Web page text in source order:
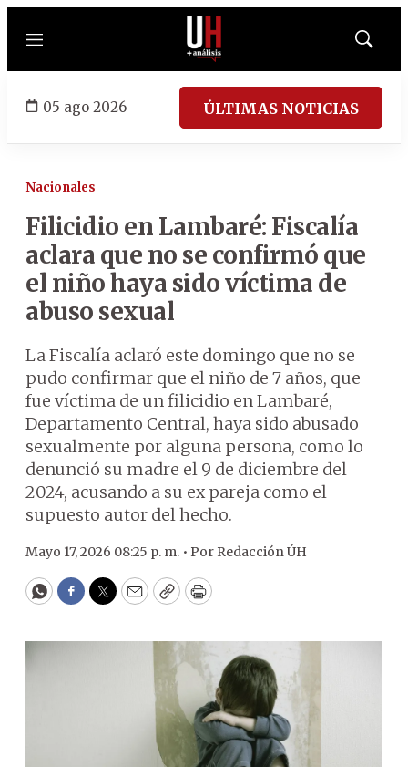
Menú
Mostrar
05 ago 2026 ÚLTIMAS NOTICIAS
Nacionales
Filicidio en Lambaré: Fiscalía
aclara que no se confirmó que
el niño haya sido víctima de
abuso sexual
La Fiscalía aclaró este domingo que no se
pudo confirmar que el niño de 7 años, que
fue víctima de un filicidio en Lambaré,
Departamento Central, haya sido abusado
sexualmente por alguna persona, como lo
denunció su madre el 9 de diciembre del
2024, acusando a su ex pareja como el
supuesto autor del hecho.
Mayo 17, 2026 08:25 p. m. • Por Redacción ÚH
WhatsApp
Facebook
Twitter
EmailCopyPrint